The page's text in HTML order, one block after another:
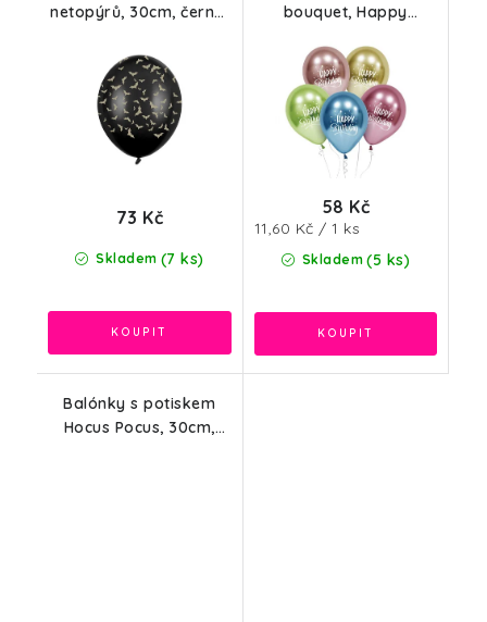
netopýrů, 30cm, černá,
Skladem (7 ks)
73 Kč
bouquet, Happy
platinová, 30cm, 5ks
Skladem (5 ks)
58 Kč
Měrná
cena:
11,60 Kč / 1 ks
Balónky s potiskem
Hocus Pocus, 30cm,